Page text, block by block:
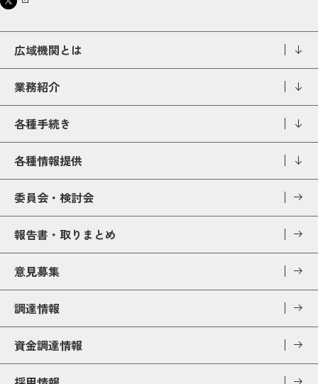
広域機関とは
業務紹介
各種手続き
各種情報提供
委員会・検討会
報告書・取りまとめ
意見募集
調達情報
資金調達情報